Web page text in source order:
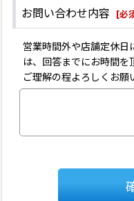
お問い合わせ内容 [必
営業時間外や店舗定休日
は、回答までにお時間を
ご理解の程よろしくお願